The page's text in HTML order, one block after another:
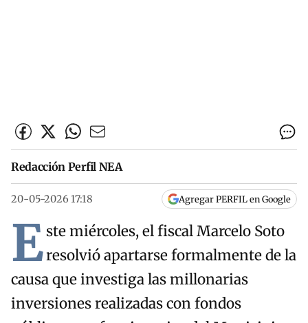
Redacción Perfil NEA
20-05-2026 17:18 Agregar PERFIL en Google
Este miércoles, el fiscal Marcelo Soto
resolvió apartarse formalmente de la
causa que investiga las millonarias
inversiones realizadas con fondos